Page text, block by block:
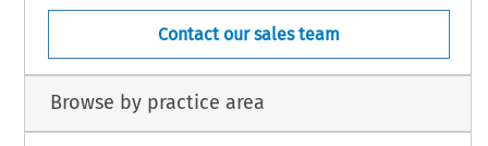
Contact our sales team
Browse by practice area